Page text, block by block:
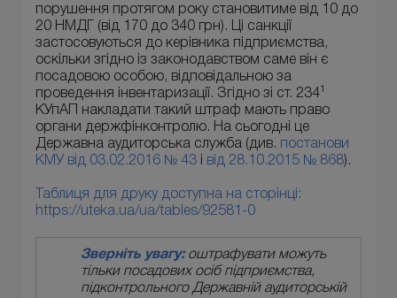
порушення протягом року становитиме від 10 до
20 НМДГ (від 170 до 340 грн). Ці санкції
застосовуються до керівника підприємства,
оскільки згідно із законодавством саме він є
посадовою особою, відповідальною за
проведення інвентаризації. Згідно зі ст. 2341
КУпАП накладати такий штраф мають право
органи держфінконтролю. На сьогодні це
Державна аудиторська служба (див. постанови
КМУ від 03.02.2016 № 43 і від 28.10.2015 № 868).
Таблиця для друку доступна на сторінці:
https://uteka.ua/ua/tables/92581-0
Зверніть увагу: оштрафувати можуть
тільки посадових осіб підприємства,
підконтрольного Державній аудиторській